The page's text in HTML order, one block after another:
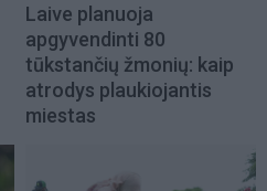
Laive planuoja
apgyvendinti 80
tūkstančių žmonių: kaip
atrodys plaukiojantis
miestas